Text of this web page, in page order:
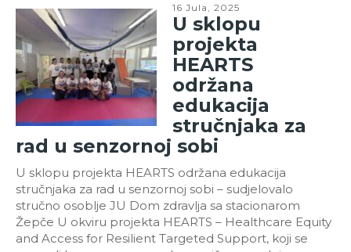
16 Jula, 2025
U sklopu
projekta
HEARTS
održana
edukacija
stručnjaka za
rad u senzornoj sobi
U sklopu projekta HEARTS održana edukacija
stručnjaka za rad u senzornoj sobi – sudjelovalo
stručno osoblje JU Dom zdravlja sa stacionarom
Žepče U okviru projekta HEARTS – Healthcare Equity
and Access for Resilient Targeted Support, koji se